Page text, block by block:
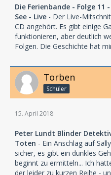
Die Ferienbande - Folge 11
See - Live - Der Live-
CD angehört. Es gibt einige
funktionieren, aber deutlich
Folgen. Die Geschichte hat
Torben
Schüler
15. April 2018
Peter Lundt Blinder
Toten - Ein Anschlag auf
sicher, es gibt ein dunkles
beginnt zu ermitteln... Ich
der leider zu kurzen Reihe -